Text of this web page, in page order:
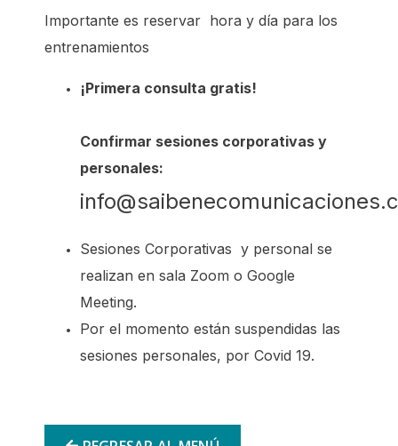
Importante es reservar hora y día para los
entrenamientos
¡Primera consulta gratis!
Confirmar sesiones corporativas y
personales:
Sesiones Corporativas y personal se
realizan en sala Zoom o Google
Meeting.
Por el momento están suspendidas las
sesiones personales, por Covid 19.